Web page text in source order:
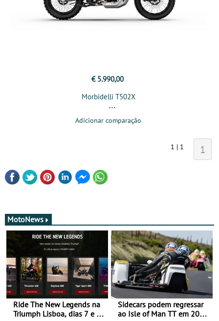
€ 5.990,00
Morbidelli T502X
Adicionar comparação
1 | 1 1
MotoNews
Ride The New Legends na
Triumph Lisboa, dias 7 e 8
Sidecars podem regressar
ao Isle of Man TT em 2027